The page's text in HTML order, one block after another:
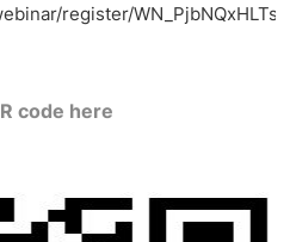
register/
code here